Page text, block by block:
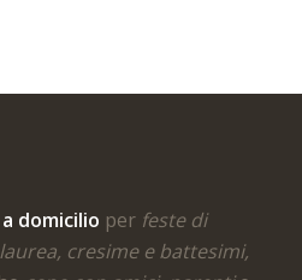
domicilio per feste di
cresime e battesimi,